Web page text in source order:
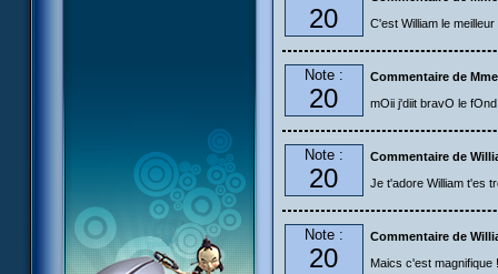
20
C'est William le
Note :
20
Commentaire de
mOii j'diit bravO le
Note :
20
Commentaire de
Je t'adore William t'es
Note :
20
Commentaire de
Maics c'est magnifique